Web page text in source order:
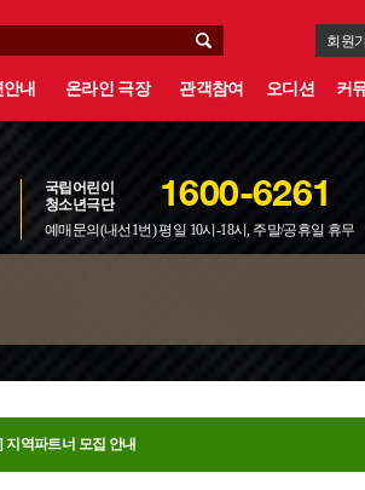
회원
내 온라인 극장 관객참여 오디션 커
국립어린이
청소년극단
1600-6261
예매문의(내선1번) 평일 10시-18시, 주말/공휴일 휴무
지역파트너 모집 안내